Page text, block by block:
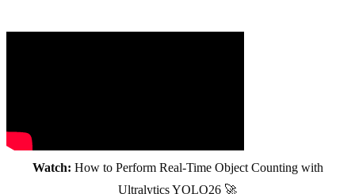
Watch: How to Perform Real-Time Object Counting with
Ultralytics YOLO26 🚀